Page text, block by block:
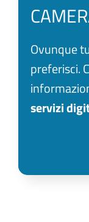
Ovunque
preferisci.
servizi